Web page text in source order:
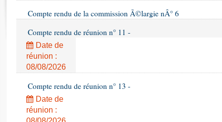
Rapports législatifs
Dossiers législatifs
Questions écrites et orales
Comptes rendus des débats
Compte rendu de la commission Ã©largie nÂ° 6
Compte rendu de réunion n° 11 -
Date de
réunion :
08/08/2026
Compte rendu de réunion n° 13 -
Date de
réunion :